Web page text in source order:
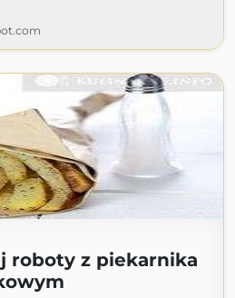
roboty z piekarnika